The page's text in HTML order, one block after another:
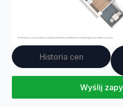
Historia cen
Wyślij